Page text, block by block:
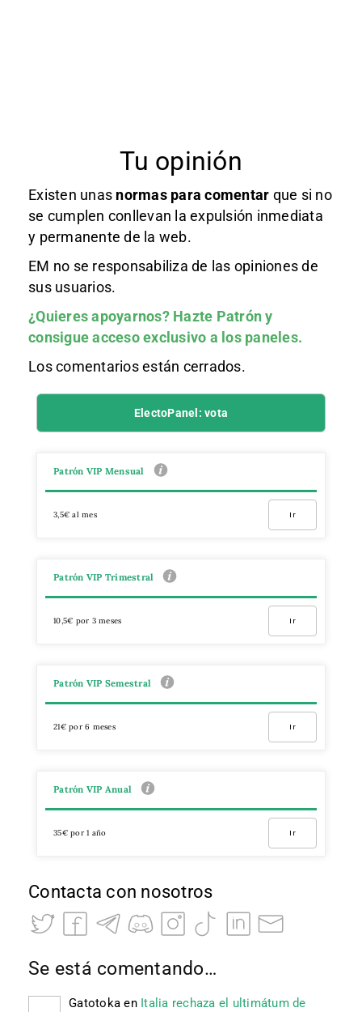
Tu opinión
Existen unas normas para comentar que si no
se cumplen conllevan la expulsión inmediata
y permanente de la web.
EM no se responsabiliza de las opiniones de
sus usuarios.
¿Quieres apoyarnos? Hazte Patróny
consigue acceso exclusivo a los paneles.
Los comentarios están cerrados.
ElectoPanel: vota
Patrón VIP Mensual
3,5€ al mes Ir
Patrón VIP Trimestral
10,5€ por 3 meses Ir
Patrón VIP Semestral
21€ por 6 meses Ir
Patrón VIP Anual
35€ por 1 año Ir
Contacta con nosotros
Se está comentando…
Gatotoka en Italia rechaza el ultimátum de